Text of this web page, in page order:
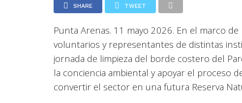
SHARE TWEET
Punta Arenas. 11 mayo 2026. En el marco
voluntarios y representantes de distintas
jornada de limpieza del borde costero del
la conciencia ambiental y apoyar el proceso
convertir el sector en una futura Reserva